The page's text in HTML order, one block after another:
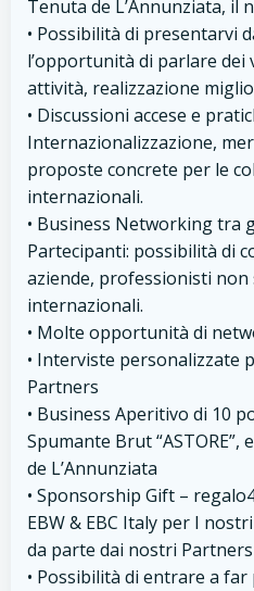
Tenuta de L’Annunziata, il
• Possibilità di presentarvi
l’opportunità di parlare
attività, realizzazione
• Discussioni accese e
Internazionalizzazione,
proposte concrete per le
internazionali.
• Business Networking tra
Partecipanti: possibilità di
aziende, professionisti non
internazionali.
• Molte opportunità di
• Interviste personalizzate
Partners
• Business Aperitivo di 10
Spumante Brut
de L’Annunziata
• Sponsorship Gift –
EBW & EBC Italy per I
da parte dai nostri
• Possibilità di entrare a